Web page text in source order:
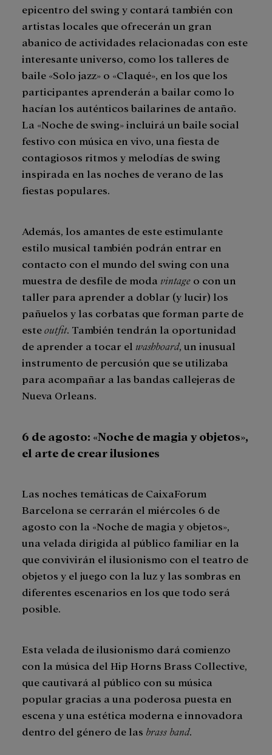
epicentro del swing y contará también con
artistas locales que ofrecerán un gran
abanico de actividades relacionadas con este
interesante universo, como los talleres de
baile «Solo jazz» o «Claqué», en los que los
participantes aprenderán a bailar como lo
hacían los auténticos bailarines de antaño.
La «Noche de swing» incluirá un baile social
festivo con música en vivo, una fiesta de
contagiosos ritmos y melodías de swing
inspirada en las noches de verano de las
fiestas populares.
Además, los amantes de este estimulante
estilo musical también podrán entrar en
contacto con el mundo del swing con una
muestra de desfile de moda vintage o con un
taller para aprender a doblar (y lucir) los
pañuelos y las corbatas que forman parte de
esteoutfit. También tendrán la oportunidad
de aprender a tocar el washboard, un inusual
instrumento de percusión que se utilizaba
para acompañar a las bandas callejeras de
Nueva Orleans.
6 de agosto: «Noche de magia y objetos»,
el arte de crear ilusiones
Las noches temáticas de CaixaForum
Barcelona se cerrarán el miércoles 6 de
agosto con la «Noche de magia y objetos»,
una velada dirigida al público familiar en la
que convivirán el ilusionismo con el teatro de
objetos y el juego con la luz y las sombras en
diferentes escenarios en los que todo será
posible.
Esta velada de ilusionismo dará comienzo
con la música del Hip Horns Brass Collective,
que cautivará al público con su música
popular gracias a una poderosa puesta en
escena y una estética moderna e innovadora
dentro del género de las brass band.